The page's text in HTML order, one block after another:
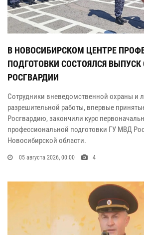
В НОВОСИБИРСКОМ ЦЕНТРЕ
ПОДГОТОВКИ СОСТОЯЛСЯ
РОСГВАРДИИ
Сотрудники вневедомственной охраны и
разрешительной работы, впервые
Росгвардию, закончили курс
профессиональной подготовки ГУ МВД
Новосибирской области.
05 августа 2026, 00:00 4